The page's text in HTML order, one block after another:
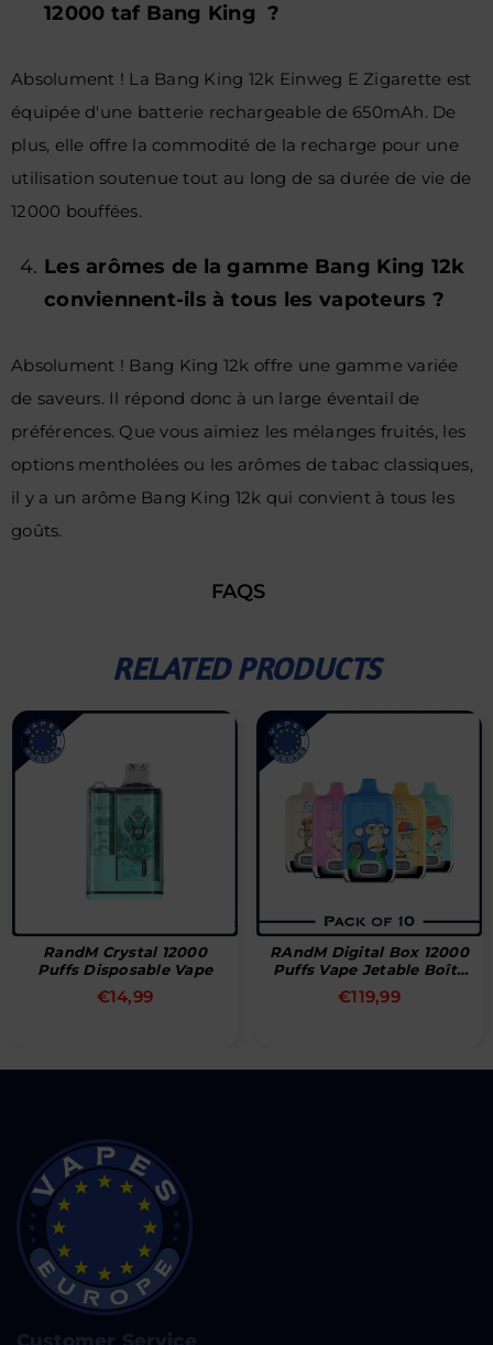
12000 taf Bang King ?
Absolument ! La Bang King 12k Einweg E Zigarette est
équipée d'une batterie rechargeable de 650mAh. De
plus, elle offre la commodité de la recharge pour une
utilisation soutenue tout au long de sa durée de vie de
12000 bouffées.
Les arômes de la gamme Bang King 12k
conviennent-ils à tous les vapoteurs ?
Absolument ! Bang King 12k offre une gamme variée
de saveurs. Il répond donc à un large éventail de
préférences. Que vous aimiez les mélanges fruités, les
options mentholées ou les arômes de tabac classiques,
il y a un arôme Bang King 12k qui convient à tous les
goûts.
FAQS
RELATED PRODUCTS
RAndM Digital Box 12000
Puffs Vape Jetable Boîte
De 10
Prix
€119,99
JNR Shisha Hookah
12000 Vape Jetable
Prix
€18,99